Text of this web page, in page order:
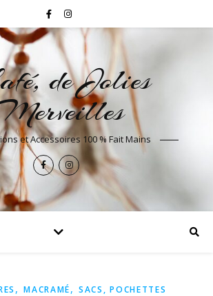
de Jolies
et Accessoires 100 % Fait Mains
,MACRAMÉ,SACS, POCHETTES